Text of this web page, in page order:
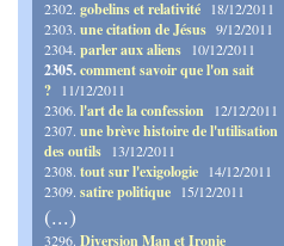
2302. gobelins et relativité 18/12/2011
2303. une citation de Jésus 9/12/2011
2304. parler aux aliens 10/12/2011
2305.comment savoir que l'on sait
?
11/12/2011
2306. l'art de la confession 12/12/2011
2307. une brève histoire de l'utilisation
des outils 13/12/2011
2308. tout sur l'exigologie 14/12/2011
2309. satire politique 15/12/2011
(...)
3296. Diversion Man et Ironie